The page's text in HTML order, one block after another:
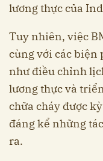
lương thực của
Tuy nhiên, việc
cùng với các biện
như điều chỉnh
lương thực và
chữa cháy được
đáng kể những
ra.